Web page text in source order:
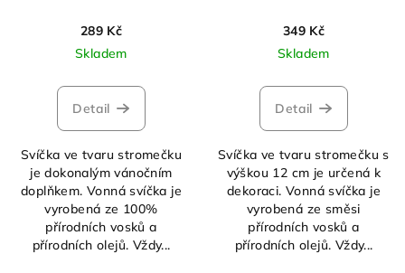
289 Kč
Skladem
Detail
Svíčka ve tvaru stromečku
je dokonalým vánočním
doplňkem. Vonná svíčka je
vyrobená ze 100%
přírodních vosků a
přírodních olejů. Vždy...
349 Kč
Skladem
Detail
Svíčka ve tvaru stromečku s
výškou 12 cm je určená k
dekoraci. Vonná svíčka je
vyrobená ze směsi
přírodních vosků a
přírodních olejů. Vždy...